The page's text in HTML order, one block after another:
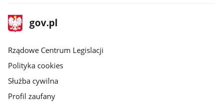
stopka
gov.plStrona
gov.pl
Rządowe Centrum Legislacji
Polityka cookies
Służba cywilna
Profil zaufany